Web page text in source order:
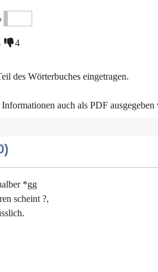
4
des Wörterbuches eingetragen.
auch als PDF ausgegeben
*gg
scheint ?,